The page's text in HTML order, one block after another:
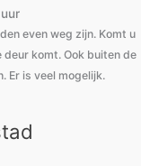
even weg zijn. Komt u
deur komt. Ook buiten de
Er is veel mogelijk.